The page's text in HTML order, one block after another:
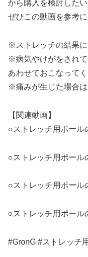
から購入を検討した
ぜひこの動画を参考
※ストレッチの結果
※病気やけがをされ
あわせておこなって
※痛みが生じた場合
【関連動画】
○ストレッチ用ポール
○ストレッチ用ポール
○ストレッチ用ポール
○ストレッチ用ポール
#GronG #ストレッチ